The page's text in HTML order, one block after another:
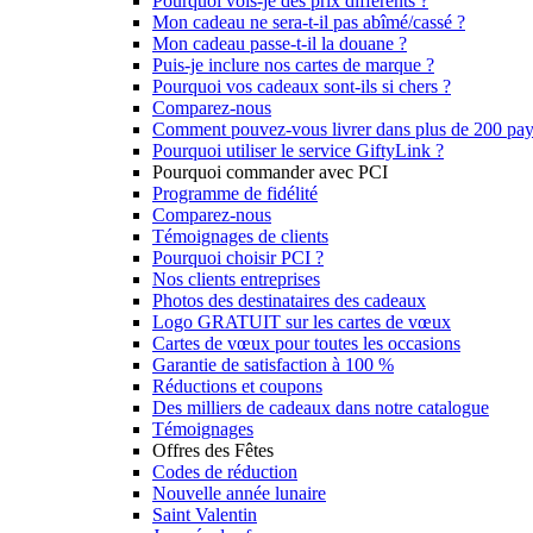
Mon cadeau ne sera-t-il pas abîmé/cassé ?
Mon cadeau passe-t-il la douane ?
Puis-je inclure nos cartes de marque ?
Pourquoi vos cadeaux sont-ils si chers ?
Comparez-nous
Comment pouvez-vous livrer dans plus de 200
Pourquoi utiliser le service GiftyLink ?
Pourquoi commander avec PCI
Programme de fidélité
Comparez-nous
Témoignages de clients
Pourquoi choisir PCI ?
Nos clients entreprises
Photos des destinataires des cadeaux
Logo GRATUIT sur les cartes de vœux
Cartes de vœux pour toutes les occasions
Garantie de satisfaction à 100 %
Réductions et coupons
Des milliers de cadeaux dans notre catalogue
Témoignages
Offres des Fêtes
Codes de réduction
Nouvelle année lunaire
Saint Valentin